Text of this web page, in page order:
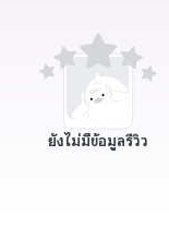
ยังไม่มีข้อมูลรีวิว